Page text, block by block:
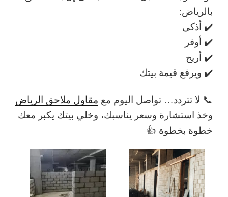
بالرياض:
✔️ أذكى
✔️ أوفر
✔️ أريح
✔️ ويرفع قيمة بيتك
📞 لا تتردد… تواصل اليوم مع مقاول ملاحق الرياض
وخذ استشارة وسعر يناسبك، وخلي بيتك يكبر معك
خطوة بخطوة 👍